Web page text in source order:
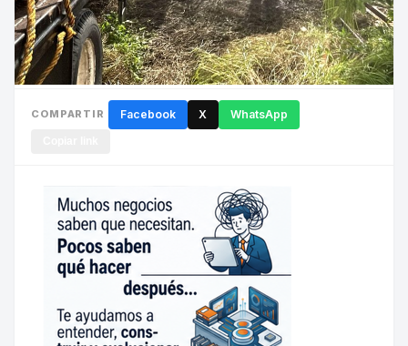
COMPARTIR Facebook X WhatsApp